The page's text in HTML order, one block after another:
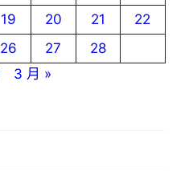
19 20 21
22
26 27
28
3 月 »